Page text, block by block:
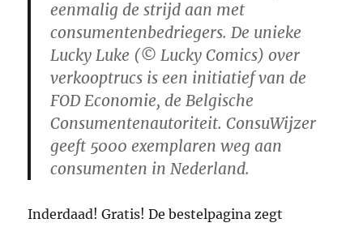
eenmalig de strijd aan met
consumentenbedriegers. De unieke
Lucky Luke (© Lucky Comics) over
verkooptrucs is een initiatief van de
FOD Economie, de Belgische
Consumentenautoriteit. ConsuWijzer
geeft 5000 exemplaren weg aan
consumenten in Nederland.
Inderdaad! Gratis! De bestelpagina zegt